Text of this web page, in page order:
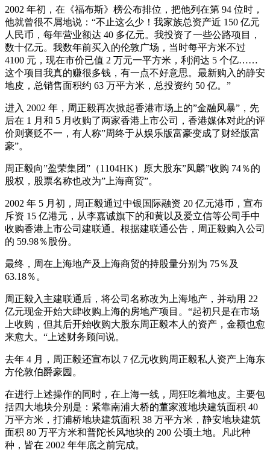
2002 年初，在《福布斯》榜公布排位，把他列在第 94 位时，
他就曾很不屑地说：“不止这么少！我家族总资产近 150 亿元
人民币，每年营业额达 40 多亿元。我投资了一些公路项目，
数十亿元。我数年前买入的伦敦广场，当时每平方米不过
4100 元，现在市价已值 2 万元一平方米，利润达 5 个亿……
这个项目我真的赚很多钱，有一点不好意思。最新购入的静安
地皮，总销售面积约 63 万平方米，总投资约 50 亿。”
进入 2002 年，周正毅再次掀起香港市场上的”金融风暴”，先
后在 1 月和 5 月收购了两家香港上市公司，香港媒体对此的评
价则褒贬不一，有人称”周终于从娱乐版富豪变成了财经版富
豪”。
周正毅向”盈荣集团”（1104HK）原大股东”凤麟”收购 74％的
股权，股票名称也改为”上海商贸”。
2002 年 5 月初，周正毅通过中银国际融资 20 亿元港币，宣布
斥资 15 亿港元，从李嘉诚旗下的和黄以及爱立信等公司手中
收购香港上市公司建联通。根据建联通公告，周正毅购入公司
的 59.98％股份。
最终，周在上海地产及上海商贸的持股量分别为 75％及
63.18％。
周正毅入主建联通后，将公司名称改为上海地产，并动用 22
亿元现金开始大肆收购上海的房地产项目。“起初只是在市场
上收购，但其后开始收购大股东周正毅本人的资产，金额也愈
来愈大。“上述财务顾问说。
去年 4 月，周正毅还宣布以 7 亿元收购周正毅私人资产上海东
方伦敦伯爵豪园。
在进行上述操作的同时，在上海一线，周狂吃着地皮。主要包
括四大地块分别是：紧靠南浦大桥的董家渡地块建筑面积 40
万平方米，打浦桥地块建筑面积 38 万平方米，静安地块建筑
面积 80 万平方米和普陀长风地块的 200 公顷土地。凡此种
种，皆在 2002 年年底之前完成。